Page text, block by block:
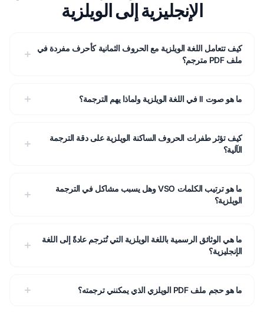
الإنجليزية إلى الويلزية
كيف تتعامل اللغة الويلزية مع الحروف الثمانية كأحرف مفردة في
ملف PDF مترجم؟
ما هو صوت ll في اللغة الويلزية ولماذا يهم الترجمة؟
كيف تؤثر طفرات الحروف الساكنة الويلزية على دقة الترجمة
الآلية؟
ما هو ترتيب الكلمات VSO وهل يسبب مشاكل في الترجمة
الويلزية؟
ما هي الوثائق الرسمية باللغة الويلزية التي تُترجم عادةً إلى اللغة
الإنجليزية؟
ما هو حجم ملف PDF الويلزي الذي يمكنني ترجمته؟